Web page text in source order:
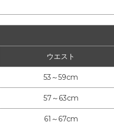
ウエスト
53～59cm
57～63cm
61～67cm